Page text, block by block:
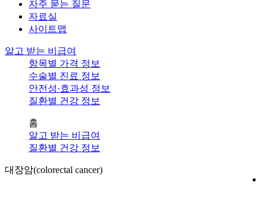
자주 묻는 질문
자료실
사이트맵
알고 받는 비급여
항목별 가격 정보
수술별 진료 정보
안전성·효과성 정보
질환별 건강 정보
홈
알고 받는 비급여
질환별 건강 정보
대장암(colorectal cancer)